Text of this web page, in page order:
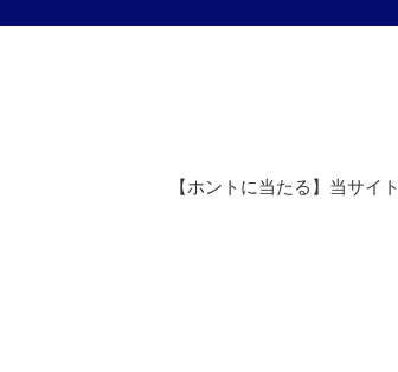
【ホントに当たる】当サイ